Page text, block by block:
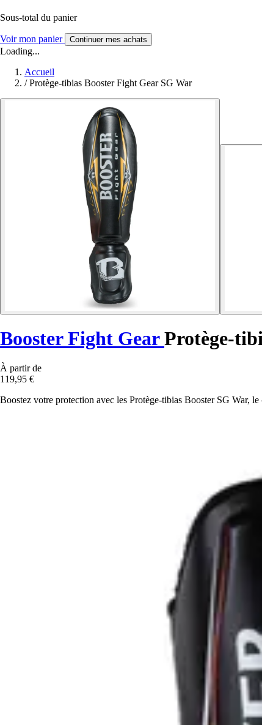
Sous-total du panier
Voir mon panier Continuer mes achats
Loading...
Accueil
/ Protège-tibias Booster Fight Gear SG War
Booster Fight GearProtège-
À partir de
119,95 €
Boostez votre protection avec les Protège-tibias Booster SG War,